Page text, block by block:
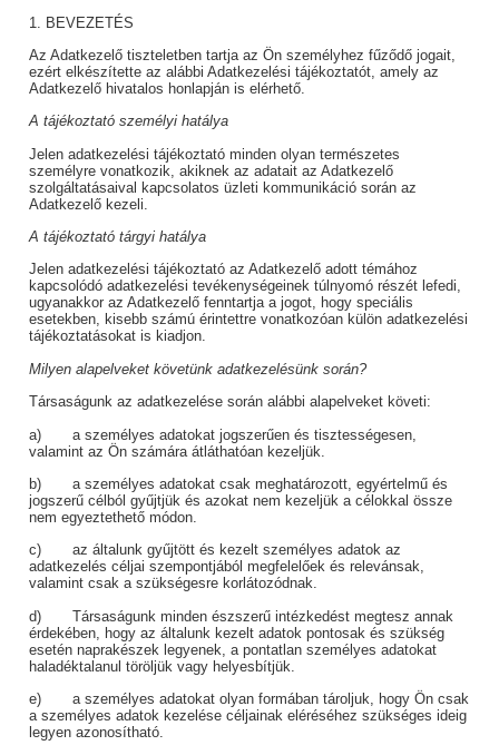
1. BEVEZETÉS
Az Adatkezelő tiszteletben tartja az Ön személyhez fűződő jogait,
ezért elkészítette az alábbi Adatkezelési tájékoztatót, amely az
Adatkezelő hivatalos honlapján is elérhető.
A tájékoztató személyi hatálya
Jelen adatkezelési tájékoztató minden olyan természetes
személyre vonatkozik, akiknek az adatait az Adatkezelő
szolgáltatásaival kapcsolatos üzleti kommunikáció során az
Adatkezelő kezeli.
A tájékoztató tárgyi hatálya
Jelen adatkezelési tájékoztató az Adatkezelő adott témához
kapcsolódó adatkezelési tevékenységeinek túlnyomó részét lefedi,
ugyanakkor az Adatkezelő fenntartja a jogot, hogy speciális
esetekben, kisebb számú érintettre vonatkozóan külön adatkezelési
tájékoztatásokat is kiadjon.
Milyen alapelveket követünk adatkezelésünk során?
Társaságunk az adatkezelése során alábbi alapelveket követi:
a) a személyes adatokat jogszerűen és tisztességesen,
valamint az Ön számára átláthatóan kezeljük.
b) a személyes adatokat csak meghatározott, egyértelmű és
jogszerű célból gyűjtjük és azokat nem kezeljük a célokkal össze
nem egyeztethető módon.
c) az általunk gyűjtött és kezelt személyes adatok az
adatkezelés céljai szempontjából megfelelőek és relevánsak,
valamint csak a szükségesre korlátozódnak.
d) Társaságunk minden észszerű intézkedést megtesz annak
érdekében, hogy az általunk kezelt adatok pontosak és szükség
esetén naprakészek legyenek, a pontatlan személyes adatokat
haladéktalanul töröljük vagy helyesbítjük.
e) a személyes adatokat olyan formában tároljuk, hogy Ön csak
a személyes adatok kezelése céljainak eléréséhez szükséges ideig
legyen azonosítható.